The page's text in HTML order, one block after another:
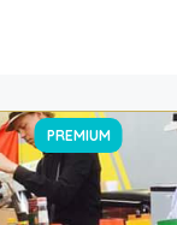
PREMIUM